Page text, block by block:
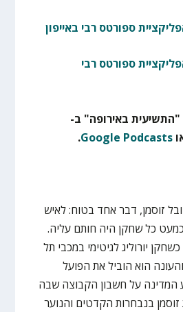
ספורטס רבי באייפון
ספורטס רבי
באירופה" ב-
Google Podcasts
.
זוסמן, דבר אחד בטוח: לאיש
כל שחקן היה חותם עליה.
יורוליג לגיטימי במכבי תל
הוא הוביל את הפועל
המדינה על חשבון הקבוצה שבה
בנבחרות הקדטים והנוער